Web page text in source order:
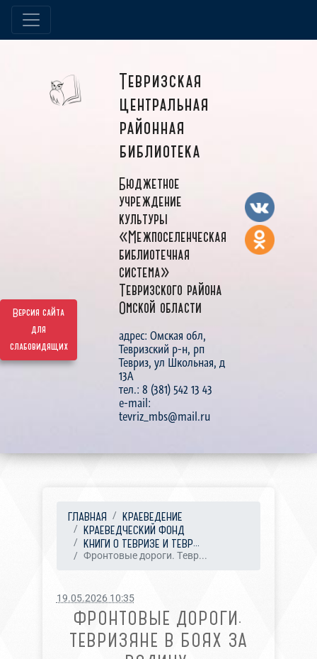
Версия сайта
для
слабовидящих
Тевризская
центральная
районная
библиотека
Бюджетное
учреждение
культуры
«Межпоселенческая
библиотечная
система»
Тевризского района
Омской области
адрес: Омская обл,
Тевризский р-н, рп
Тевриз, ул Школьная, д
13А
тел.: 8 (381) 542 13 43
e-mail:
tevriz_mbs@mail.ru
ГЛАВНАЯ
КРАЕВЕДЕНИЕ
КРАЕВЕДЧЕСКИЙ ФОНД
КНИГИ О ТЕВРИЗЕ И ТЕВР...
Фронтовые дороги. Тевр...
19.05.2026 10:35
ФРОНТОВЫЕ ДОРОГИ.
ТЕВРИЗЯНЕ В БОЯХ ЗА